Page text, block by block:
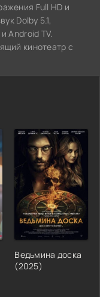
Full HD и
Dolby 5.1,
Android TV.
кинотеатр с
Ведьмина доска
(2025)